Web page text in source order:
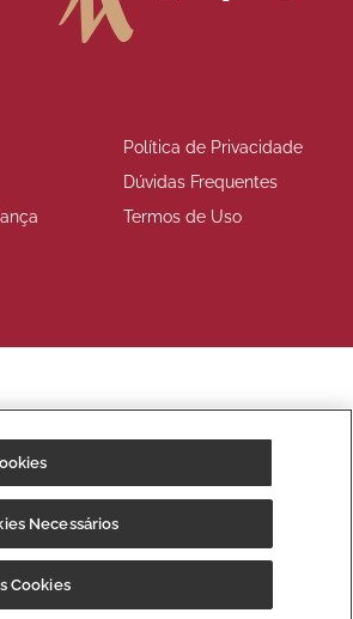
Fale
Política de Privacidade
Dúvidas Frequentes
Termos de Uso
Necessários
Cookies